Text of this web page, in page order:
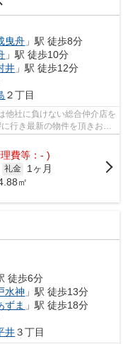
曳舟 」駅 徒歩8分
」駅 徒歩10分
井 」駅 徒歩12分
２丁目
他社に負けない総合仲介店を
行き最新の物件を頂きお客
費等：- )
礼金
1ヶ月
㎡
徒歩6分
水神 」駅 徒歩13分
ずま 」駅 徒歩18分
井３丁目